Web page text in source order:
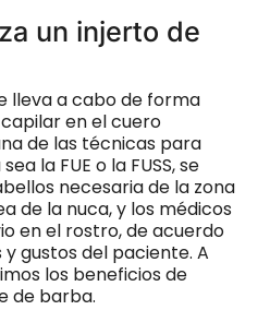
un injerto de
lleva a cabo de forma
en el cuero
de las técnicas para
la FUE o la FUSS, se
necesaria de la zona
de la nuca, y los médicos
en el rostro, de acuerdo
gustos del paciente. A
los beneficios de
de barba.